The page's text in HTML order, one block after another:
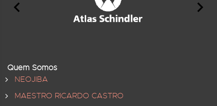
Quem Somos
NEOJIBA
MAESTRO RICARDO CASTRO